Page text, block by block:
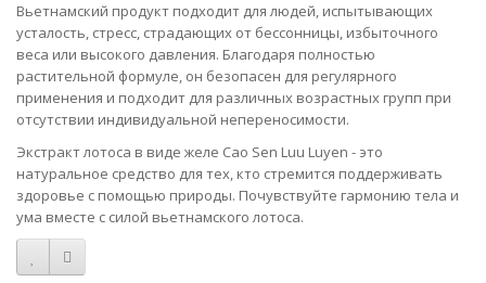
Вьетнамский продукт подходит для людей, испытывающих
усталость, стресс, страдающих от бессонницы, избыточного
веса или высокого давления. Благодаря полностью
растительной формуле, он безопасен для регулярного
применения и подходит для различных возрастных групп при
отсутствии индивидуальной непереносимости.
Экстракт лотоса в виде желе Cao Sen Luu Luyen - это
натуральное средство для тех, кто стремится поддерживать
здоровье с помощью природы. Почувствуйте гармонию тела и
ума вместе с силой вьетнамского лотоса.